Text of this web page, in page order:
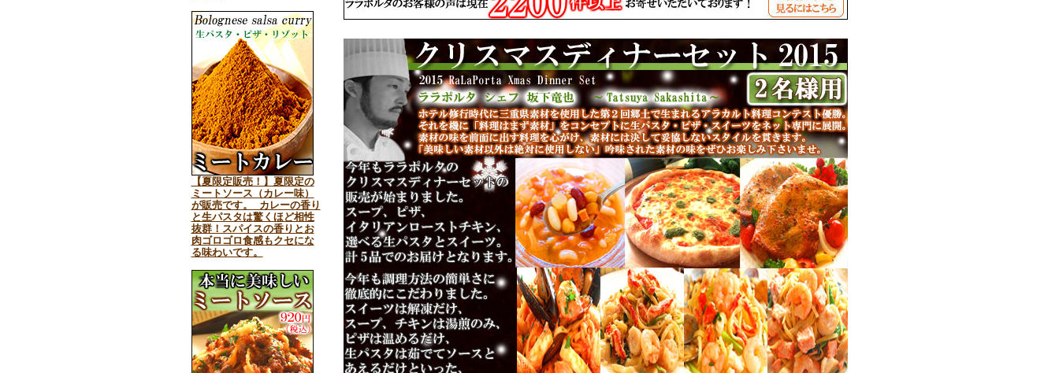
【夏限定販売！】夏限定の
ミートソース（カレー味）
が販売です。 カレーの香り
と生パスタは驚くほど相性
抜群！スパイスの香りとお
肉ゴロゴロ食感もクセにな
る味わいです。